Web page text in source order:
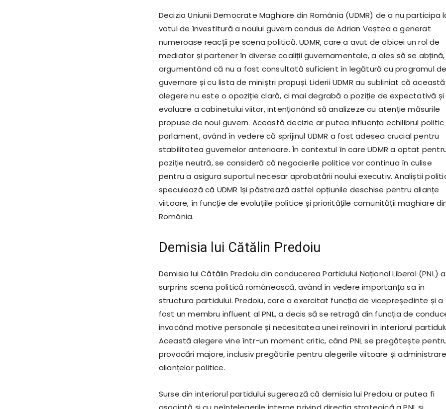
Decizia Uniunii Democrate Maghiare din România (UDMR) de a nu participa
votul de învestitură a noului guvern condus de Adrian Veștea a generat
numeroase reacții pe scena politică. UDMR, care a avut de obicei un rol de
mediator și partener în diverse coaliții guvernamentale, a ales să se abțină,
argumentând că nu a fost consultată suficient în legătură cu programul de
guvernare și cu lista de miniștri propuși. Liderii UDMR au subliniat că această
alegere nu este o opoziție clară, ci mai degrabă o poziție de expectativă și
evaluare a cabinetului viitor, intenționând să analizeze cu atenție măsurile
propuse de noul guvern. Această decizie ar putea influența echilibrul politic
parlament, având în vedere că sprijinul UDMR a fost adesea crucial pentru
stabilitatea guvernelor anterioare. În contextul în care UDMR a optat
poziție neutră, se consideră că negocierile politice vor continua în culise
pentru a asigura suportul necesar aprobatării noului executiv. Analiștii
speculează că UDMR își păstrează astfel opțiunile deschise pentru alianțe
viitoare, în funcție de evoluțiile politice și prioritățile comunității maghiare
România.
Demisia lui Cătălin Predoiu
Demisia lui Cătălin Predoiu din conducerea Partidului Național Liberal (PNL) a
surprins scena politică românească, având în vedere importanța sa în
structura partidului. Predoiu, care a exercitat funcția de vicepreședinte și a
fost un membru influent al PNL, a decis să se retragă din funcția de
invocând motive personale și necesitatea unei reînoviri în interiorul
Această alegere vine într-un moment critic, când PNL se pregătește
provocări majore, inclusiv pregătirile pentru alegerile viitoare și
alianțelor politice.
Surse din interiorul partidului sugerează că demisia lui Predoiu ar putea fi